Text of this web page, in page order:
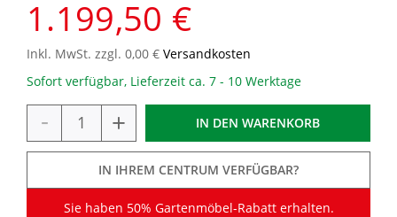
1.199,50 €
Inkl. MwSt. zzgl. 0,00 € Versandkosten
Sofort verfügbar, Lieferzeit ca. 7 - 10 Werktage
- + IN DEN WARENKORB
IN IHREM CENTRUM VERFÜGBAR?
Sie haben 50% Gartenmöbel-Rabatt erhalten.